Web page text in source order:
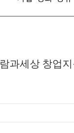
과세상 창업